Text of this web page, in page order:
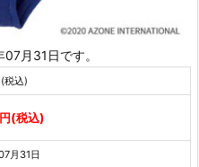
月31日です。
税込)
(税込)
月31日